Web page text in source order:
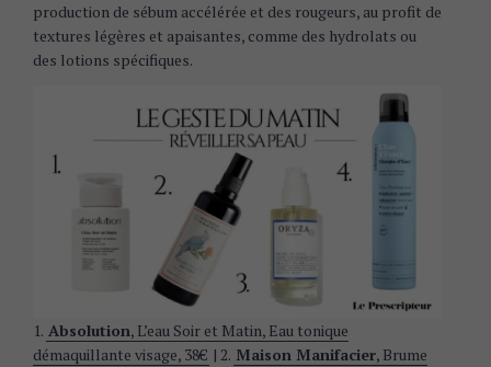
production de sébum accélérée et des rougeurs, au profit de
textures légères et apaisantes, comme des hydrolats ou
des lotions spécifiques.
1. Absolution, L’eau Soir et Matin, Eau tonique
démaquillante visage, 38€ | 2. Maison Manifacier, Brume